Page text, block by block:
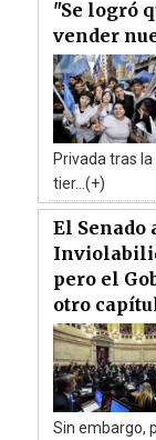
"Se logró
vender
Privada tras
tier...(+)
El Senado
pero el
otro
Sin embargo,